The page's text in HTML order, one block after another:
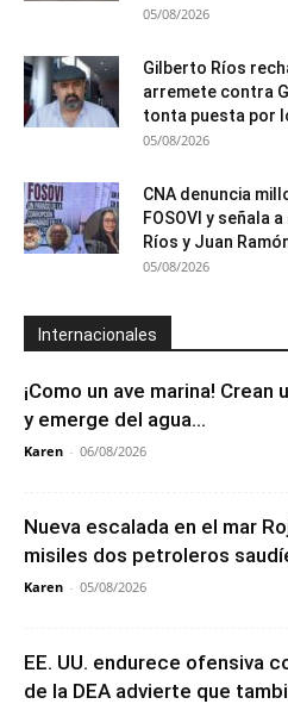
05/08/2026
Gilberto Ríos
arremete contra
tonta puesta por
05/08/2026
CNA denuncia
FOSOVI y señala
Ríos y Juan
05/08/2026
Internacionales
¡Como un ave marina!
y emerge del agua...
Karen - 06/08/2026
Nueva escalada en el mar
misiles dos petroleros
Karen - 05/08/2026
EE. UU. endurece ofensiva
de la DEA advierte que